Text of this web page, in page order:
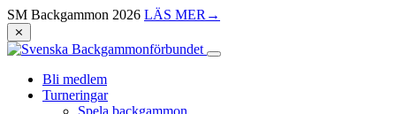
SM Backgammon 2026 LÄS MER →
⨯
Bli medlem
Turneringar
Spela backgammon